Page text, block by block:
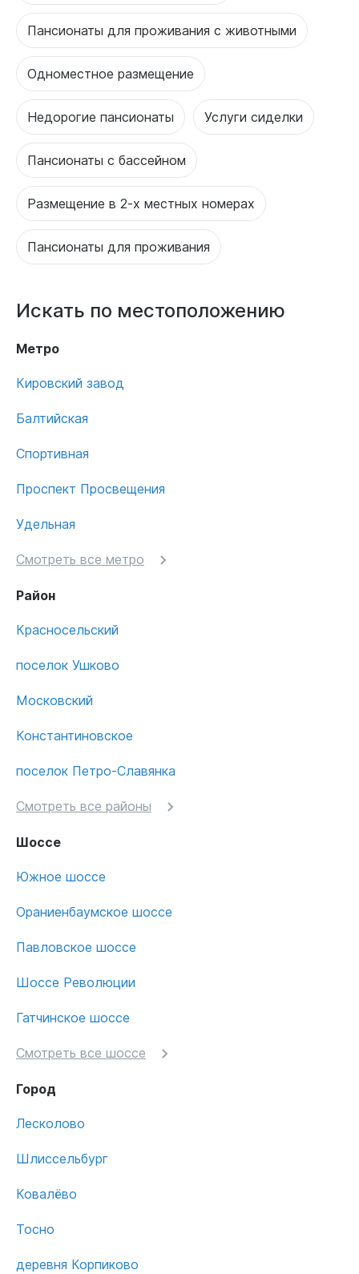
Пансионаты для проживания с животными
Одноместное размещение
Недорогие пансионаты Услуги сиделки
Пансионаты с бассейном
Размещение в 2-х местных номерах
Пансионаты для проживания
Искать по местоположению
Метро
Кировский завод
Балтийская
Спортивная
Проспект Просвещения
Удельная
Смотреть все метро
Район
Красносельский
поселок Ушково
Московский
Константиновское
поселок Петро-Славянка
Смотреть все районы
Шоссе
Южное шоссе
Ораниенбаумское шоссе
Павловское шоссе
Шоссе Революции
Гатчинское шоссе
Смотреть все шоссе
Город
Лесколово
Шлиссельбург
Ковалёво
Тосно
деревня Корпиково